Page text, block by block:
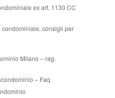
ex art. 1130 CC
condominiale, consigli per
Milano – rag.
– Faq